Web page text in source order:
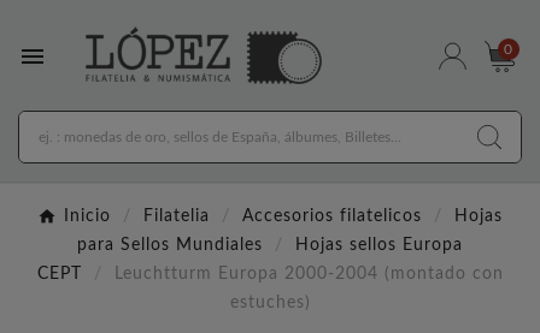
 0
Inicio Filatelia Accesorios filatelicos
Hojas
para Sellos Mundiales
Hojas sellos Europa
CEPT
Leuchtturm Europa 2000-2004 (montado con
estuches)